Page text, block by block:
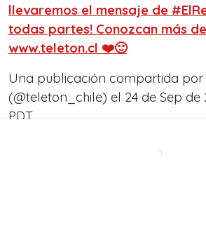
llevaremos el mensaje de
todas partes! Conozcan más
www.teleton.cl ❤️🙂
Una publicación compartida por
(@teleton_chile) el 24 de Sep de
PDT